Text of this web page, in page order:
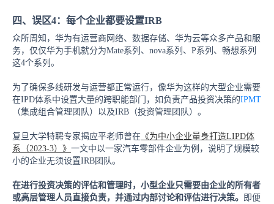
四、 误区4：每个企业都要设置IRB
众所周知，华为有运营商网络、数据存储、华为云等众多产品和服
务，仅仅华为手机就分为Mate系列、nova系列、P系列、畅想系列
这4个系列。
为了确保多线研发与运营都正常运行，像华为这样的大型企业需要
在IPD体系中设置大量的跨职能部门，如负责产品投资决策的IPMT
（集成组合管理团队）以及IRB（投资管理团队）。
复旦大学特聘专家揭应平老师曾在 《为中小企业量身打造LIPD体
系（2023-3）》 一文中以一家汽车零部件企业为例，说明了规模较
小的企业无须设置IRB团队。
在进行投资决策的评估和管理时，小型企业只需要由企业的所有者
或高层管理人员直接负责，并通过内部讨论和评估进行决策。
即便